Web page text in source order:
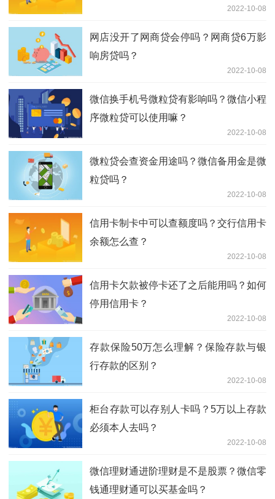
2022-10-08
网店没开了网商贷会停吗？网商贷6万影
响房贷吗？
2022-10-08
微信换手机号微粒贷有影响吗？微信小程
序微粒贷可以使用嘛？
2022-10-08
微粒贷会查资金用途吗？微信备用金是微
粒贷吗？
2022-10-08
信用卡制卡中可以查额度吗？交行信用卡
余额怎么查？
2022-10-08
信用卡欠款被停卡还了之后能用吗？如何
停用信用卡？
2022-10-08
存款保险50万怎么理解？保险存款与银
行存款的区别？
2022-10-08
柜台存款可以存别人卡吗？5万以上存款
必须本人去吗？
2022-10-08
微信理财通进阶理财是不是股票？微信零
钱通理财通可以买基金吗？